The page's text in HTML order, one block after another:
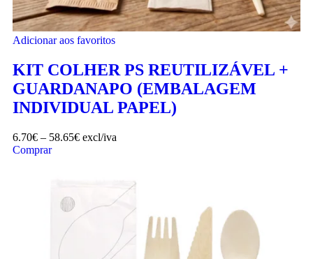
Adicionar aos favoritos
KIT COLHER PS REUTILIZÁVEL +
GUARDANAPO (EMBALAGEM
INDIVIDUAL PAPEL)
6.70€ – 58.65€ excl/iva
Comprar